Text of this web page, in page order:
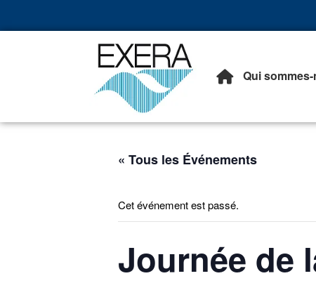
Exera
Association des
Qui
« Tous les Événements
Cet événement est passé.
Journée de